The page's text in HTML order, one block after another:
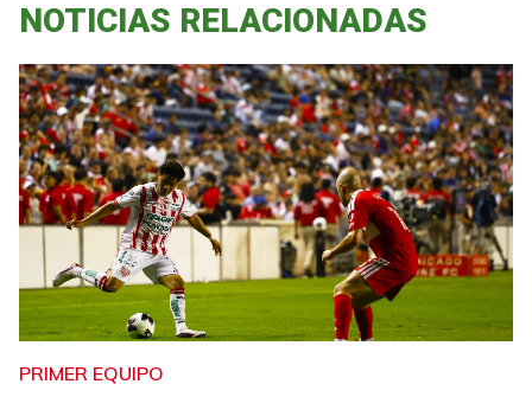
NOTICIAS RELACIONADAS
PRIMER EQUIPO